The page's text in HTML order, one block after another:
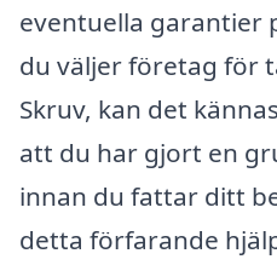
eventuella garantier
du väljer företag för
Skruv, kan det
att du har gjort en
innan du fattar ditt
detta förfarande